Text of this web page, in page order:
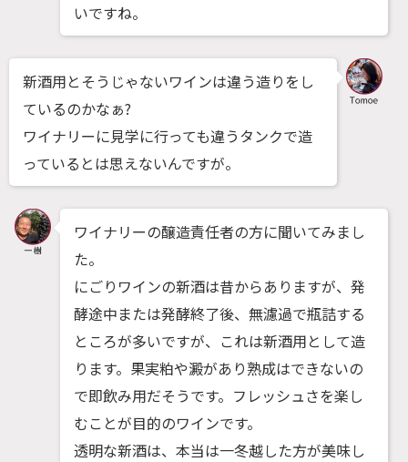
いですね。
新酒用とそうじゃないワインは違う造りをし
ているのかなぁ?
ワイナリーに見学に行っても違うタンクで造
っているとは思えないんですが。
ワイナリーの醸造責任者の方に聞いてみまし
た。
にごりワインの新酒は昔からありますが、発
酵途中または発酵終了後、無濾過で瓶詰する
ところが多いですが、これは新酒用として造
ります。果実粕や澱があり熟成はできないの
で即飲み用だそうです。フレッシュさを楽し
むことが目的のワインです。
透明な新酒は、本当は一冬越した方が美味し